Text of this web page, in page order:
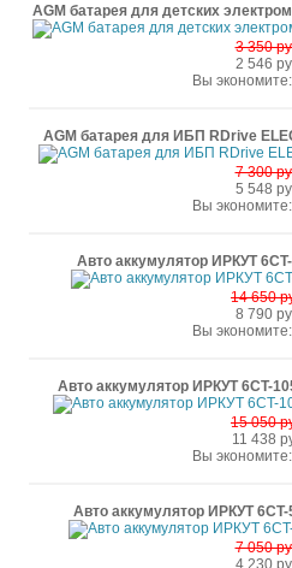
AGM батарея для детских
3 350
2 546
Вы
AGM батарея для ИБП RDrive
7 300
5 548
Вы
Авто аккумулятор ИРКУТ
14 650
8 790
Вы
Авто аккумулятор ИРКУТ 6CT-
15 050
11 438
Вы
Авто аккумулятор ИРКУТ
7 050
4 230